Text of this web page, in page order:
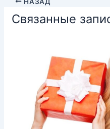
Связанные